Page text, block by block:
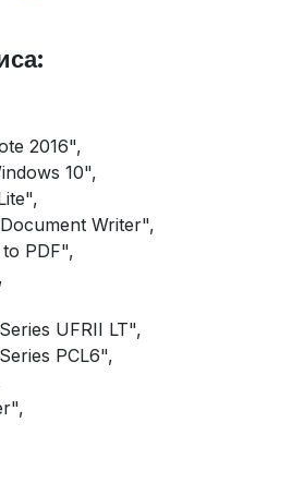
2016",
10",
Writer",
PDF",
UFRII LT",
PCL6",